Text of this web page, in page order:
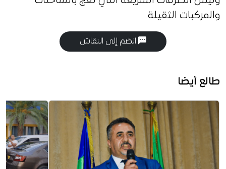
والمركبات الثقيلة.
انضم إلى النقاش
طالع أيضا